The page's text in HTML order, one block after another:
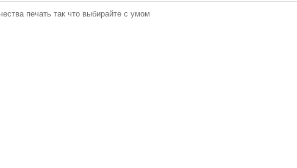
печать так что выбирайте с умом